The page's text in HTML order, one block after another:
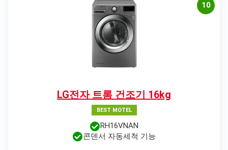
10
LG전자 트롬 건조기 16kg
BEST MOTEL
RH16VNAN
콘덴서 자동세척 기능